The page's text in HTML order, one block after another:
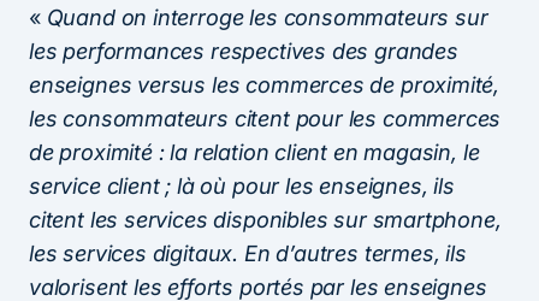
« Quand on interroge les consommateurs sur
les performances respectives des grandes
enseignes versus les commerces de proximité,
les consommateurs citent pour les commerces
de proximité : la relation client en magasin, le
service client ; là où pour les enseignes, ils
citent les services disponibles sur smartphone,
les services digitaux. En d’autres termes, ils
valorisent les efforts portés par les enseignes